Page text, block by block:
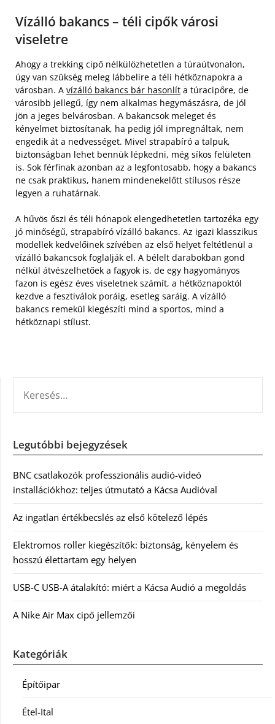
Vízálló bakancs – téli cipők városi
viseletre
Ahogy a trekking cipő nélkülözhetetlen a túraútvonalon,
úgy van szükség meleg lábbelire a téli hétköznapokra a
városban. A vízálló bakancs bár hasonlít a túracipőre, de
városibb jellegű, így nem alkalmas hegymászásra, de jól
jön a jeges belvárosban. A bakancsok meleget és
kényelmet biztosítanak, ha pedig jól impregnáltak, nem
engedik át a nedvességet. Mivel strapabíró a talpuk,
biztonságban lehet bennük lépkedni, még síkos felületen
is. Sok férfinak azonban az a legfontosabb, hogy a bakancs
ne csak praktikus, hanem mindenekelőtt stílusos része
legyen a ruhatárnak.
A hűvös őszi és téli hónapok elengedhetetlen tartozéka egy
jó minőségű, strapabíró vízálló bakancs. Az igazi klasszikus
modellek kedvelőinek szívében az első helyet feltétlenül a
vízálló bakancsok foglalják el. A bélelt darabokban gond
nélkül átvészelhetőek a fagyok is, de egy hagyományos
fazon is egész éves viseletnek számít, a hétköznapoktól
kezdve a fesztiválok poráig, esetleg saráig. A vízálló
bakancs remekül kiegészíti mind a sportos, mind a
hétköznapi stílust.
Legutóbbi bejegyzések
BNC csatlakozók professzionális audió-videó
installációkhoz: teljes útmutató a Kácsa Audióval
Az ingatlan értékbecslés az első kötelező lépés
Elektromos roller kiegészítők: biztonság, kényelem és
hosszú élettartam egy helyen
USB-C USB-A átalakító: miért a Kácsa Audió a megoldás
A Nike Air Max cipő jellemzői
Kategóriák
Építőipar
Étel-Ital